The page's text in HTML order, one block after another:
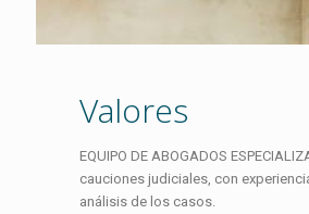
Valores
EQUIPO DE ABOGADOS
cauciones judiciales, con
análisis de los casos.